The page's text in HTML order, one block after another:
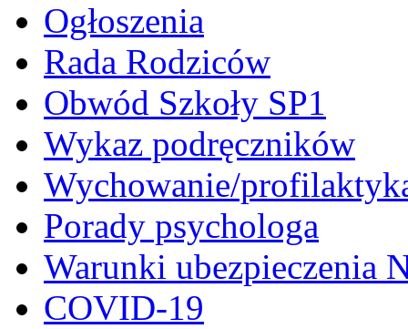
Ogłoszenia
Rada Rodziców
Obwód Szkoły SP1
Wykaz podręczników
Wychowanie/
Porady psychologa
Warunki ubezpieczenia
COVID-19